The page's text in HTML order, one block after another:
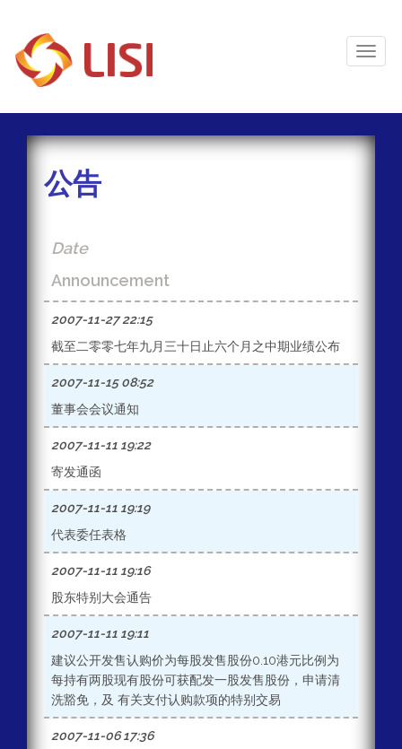
公告
Date
Announcement
2007-11-27 22:15
截至二零零七年九月三十日止六个月之中期业绩公布
2007-11-15 08:52
董事会会议通知
2007-11-11 19:22
寄发通函
2007-11-11 19:19
代表委任表格
2007-11-11 19:16
股东特别大会通告
2007-11-11 19:11
建议公开发售认购价为每股发售股份0.10港元比例为
每持有两股现有股份可获配发一股发售股份，申请清
洗豁免，及 有关支付认购款项的特别交易
2007-11-06 17:36